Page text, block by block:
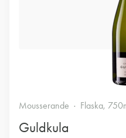
Mousserande Flaska,
Guldkula